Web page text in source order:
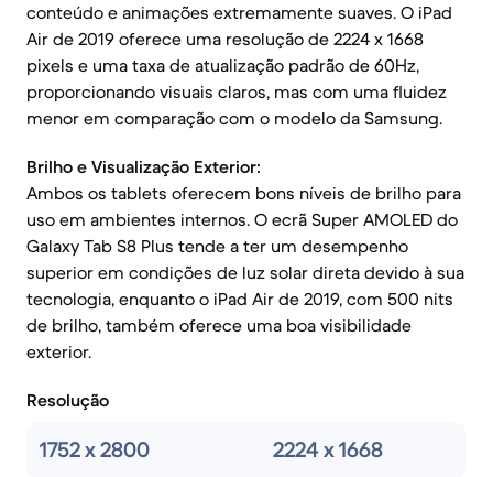
conteúdo e animações extremamente suaves. O iPad
Air de 2019 oferece uma resolução de 2224 x 1668
pixels e uma taxa de atualização padrão de 60Hz,
proporcionando visuais claros, mas com uma fluidez
menor em comparação com o modelo da Samsung.
Brilho e Visualização Exterior:
Ambos os tablets oferecem bons níveis de brilho para
uso em ambientes internos. O ecrã Super AMOLED do
Galaxy Tab S8 Plus tende a ter um desempenho
superior em condições de luz solar direta devido à sua
tecnologia, enquanto o iPad Air de 2019, com 500 nits
de brilho, também oferece uma boa visibilidade
exterior.
Resolução
1752 x 2800 2224 x 1668